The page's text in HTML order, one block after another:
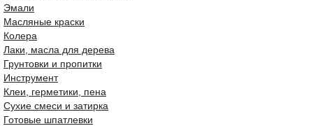
Эмали
Масляные краски
Колера
Лаки, масла для дерева
Грунтовки и пропитки
Инструмент
Клеи, герметики, пена
Сухие смеси и затирка
Готовые шпатлевки